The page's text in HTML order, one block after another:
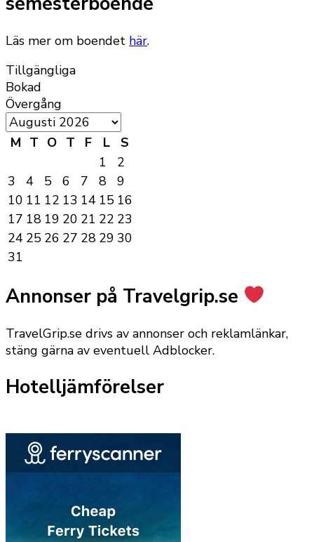
Läs mer om boendet här.
Tillgängliga
Bokad
Övergång
M T O T F L
S
1
2
3
4 5 6 7 8
9
10 11 12 13 14 15 16
17 18 19 20 21 22 23
24 25 26 27 28 29 30
31
Annonser på Travelgrip.se
TravelGrip.se drivs av annonser och reklamlänkar,
stäng gärna av eventuell Adblocker.
Hotelljämförelser